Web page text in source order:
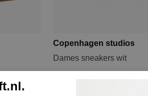
Copenhagen studios
Dames sneakers wit